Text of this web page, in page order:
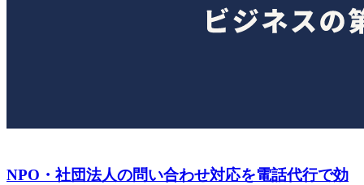
NPO・社団法人の問い合わせ対応を電話代行で効